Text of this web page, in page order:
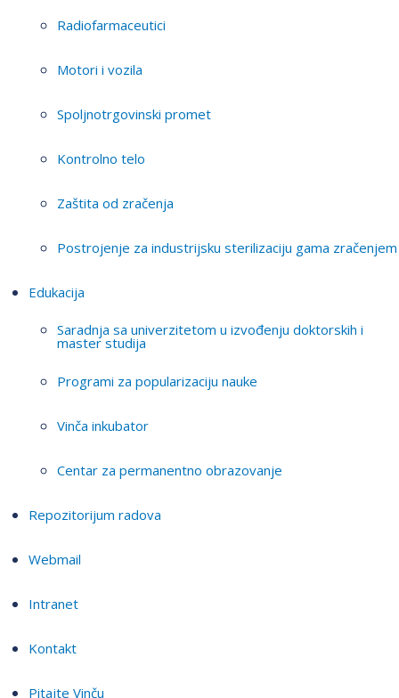
Radiofarmaceutici
Motori i vozila
Spoljnotrgovinski promet
Kontrolno telo
Zaštita od zračenja
Postrojenje za industrijsku sterilizaciju gama zračenjem
Edukacija
Saradnja sa univerzitetom u izvođenju doktorskih i
master studija
Programi za popularizaciju nauke
Vinča inkubator
Centar za permanentno obrazovanje
Repozitorijum radova
Webmail
Intranet
Kontakt
Pitajte Vinču